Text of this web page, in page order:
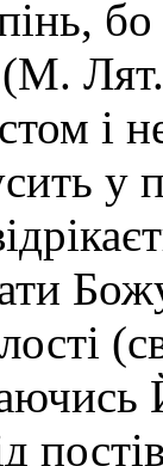
і
у